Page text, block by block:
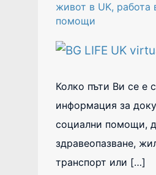
живот в UK, работа
помощи
Колко пъти Ви се е
информация за
социални помощи,
здравеопазване,
транспорт или […]